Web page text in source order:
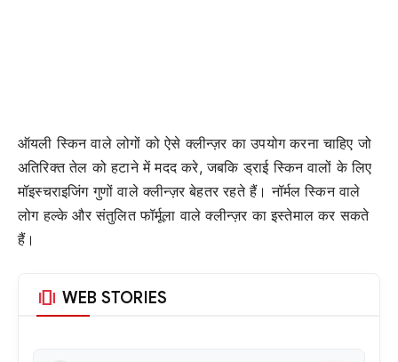
ऑयली स्किन वाले लोगों को ऐसे क्लीन्ज़र का उपयोग करना चाहिए जो
अतिरिक्त तेल को हटाने में मदद करे, जबकि ड्राई स्किन वालों के लिए
मॉइस्चराइजिंग गुणों वाले क्लीन्ज़र बेहतर रहते हैं। नॉर्मल स्किन वाले
लोग हल्के और संतुलित फॉर्मूला वाले क्लीन्ज़र का इस्तेमाल कर सकते
हैं।
amp_stories WEB STORIES